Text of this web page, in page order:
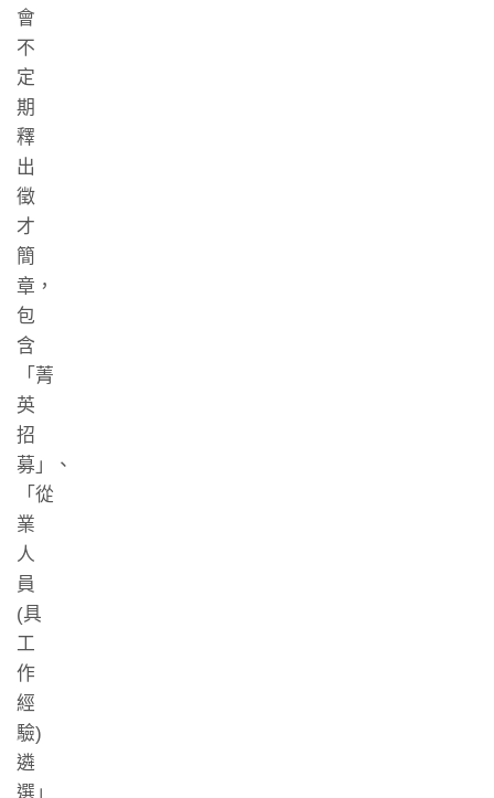
會
不
定
期
釋
出
徵
才
簡
章，
包
含
「菁
英
招
募」、
「從
業
人
員
(具
工
作
經
驗)
遴
選」